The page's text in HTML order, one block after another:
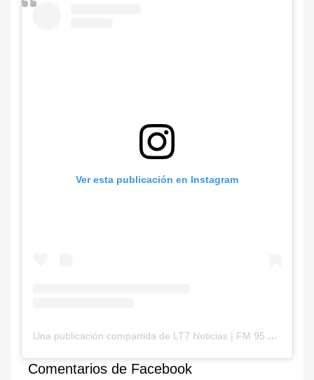
Ver esta publicación en Instagram
Una publicación compartida de LT7 Noticias | FM 95.3 AM900 (@lt7noticias)
Comentarios de Facebook